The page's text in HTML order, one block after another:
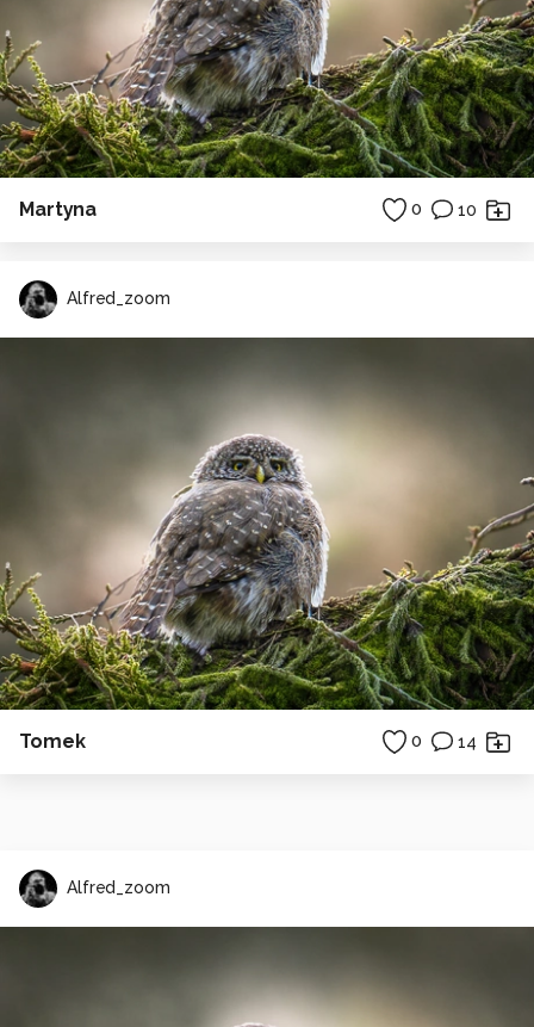
Martyna 0 10
Alfred_zoom
Tomek 0 14
Alfred_zoom